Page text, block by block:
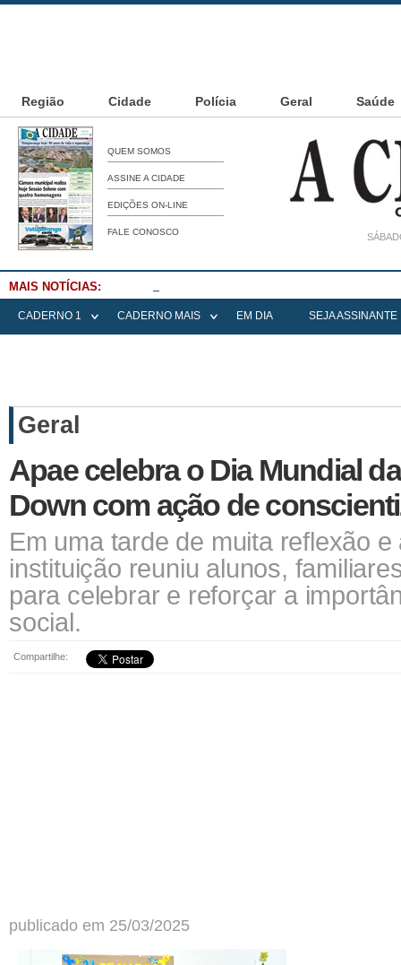
Região Cidade Polícia Geral Saúde
QUEM SOMOS
ASSINE A CIDADE
EDIÇÕES ON-LINE
FALE CONOSCO
MAIS NOTÍCIAS:
CADERNO 1 CADERNO MAIS EM DIA SEJA ASSINANTE
Geral
Apae celebra o Dia Mundial
Down com ação de
Em uma tarde de muita reflexão e
instituição reuniu alunos,
para celebrar e reforçar a
social.
Compartilhe:
publicado em 25/03/2025